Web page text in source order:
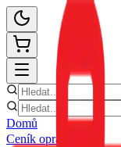
Domů
Ceník oprav